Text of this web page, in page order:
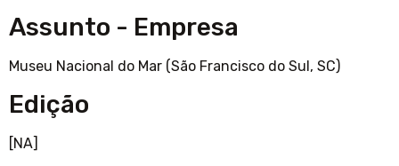
Assunto - Empresa
Museu Nacional do Mar (São Francisco do Sul, SC)
Edição
[NA]